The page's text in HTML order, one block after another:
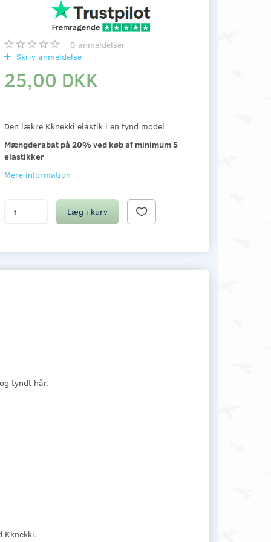
0 anmeldelser
Skriv anmeldelse
25,00 DKK
Den lækre Kknekki elastik i en tynd model
Mængderabat på 20% ved køb af minimum 5
elastikker
Mere information
Læg i kurv
tyndt hår.
Kknekki.